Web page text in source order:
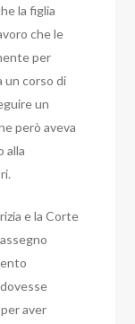
la figlia
che le
per
un corso di
un
però aveva
alla
e la Corte
aver